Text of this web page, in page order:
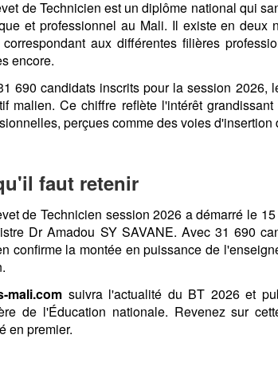
de Technicien est un diplôme national qui
et professionnel au Mali. Il existe en
aux différentes filières
encore.
690 candidats inscrits pour la session 2026,
malien. Ce chiffre reflète l'intérêt
perçues comme des voies
faut retenir
de Technicien session 2026 a démarré le
Dr Amadou SY SAVANE. Avec 31 690
confirme la montée en puissance de
mali.com suivra l'actualité du BT 2026 et
de l'Éducation nationale. Revenez sur
en premier.